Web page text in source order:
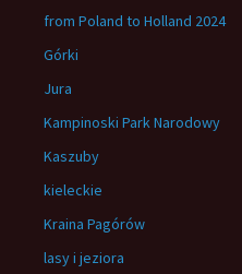
from Poland to Holland 2024
Górki
Jura
Kampinoski Park Narodowy
Kaszuby
kieleckie
Kraina Pagórów
lasy i jeziora